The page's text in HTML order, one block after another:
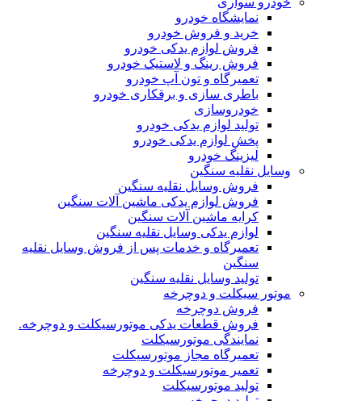
نمایشگاه خودرو
خرید و فروش خودرو
فروش لوازم یدکی خودرو
فروش رینگ و لاستیک خودرو
تعمیرگاه و تون آپ خودرو
باطری سازی و برقکاری خودرو
خودروسازی
تولید لوازم یدکی خودرو
پخش لوازم یدکی خودرو
لیزینگ خودرو
وسایل نقلیه سنگین
فروش وسایل نقلیه سنگین
فروش لوازم یدکی ماشین آلات سنگین
کرایه ماشین آلات سنگین
لوازم یدکی وسایل نقلیه سنگین
تعمیرگاه و خدمات پس از فروش وسایل نقلیه
سنگین
تولید وسایل نقلیه سنگین
موتور سیکلت و دوچرخه
فروش دوچرخه
فروش قطعات یدکی موتورسیکلت و دوچرخه.
نمایندگی موتورسیکلت
تعمیرگاه مجاز موتورسیکلت
تعمیر موتورسیکلت و دوچرخه
تولید موتورسیکلت